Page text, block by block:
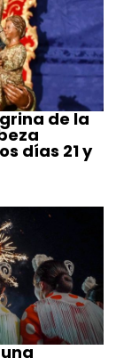
de la
días 21 y